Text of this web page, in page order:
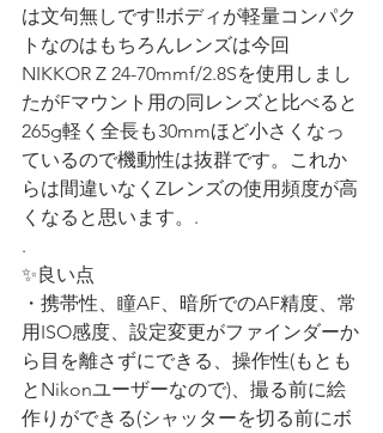
は文句無しです‼︎ボディが軽量コンパク
トなのはもちろんレンズは今回
NIKKOR Z 24-70mmf/2.8Sを使用しまし
たがFマウント用の同レンズと比べると
265g軽く全長も30mmほど小さくなっ
ているので機動性は抜群です。これか
らは間違いなくZレンズの使用頻度が高
くなると思います。.
.
✨良い点
・携帯性、瞳AF、暗所でのAF精度、常
用ISO感度、設定変更がファインダーか
ら目を離さずにできる、操作性(もとも
とNikonユーザーなので)、撮る前に絵
作りができる(シャッターを切る前にボ